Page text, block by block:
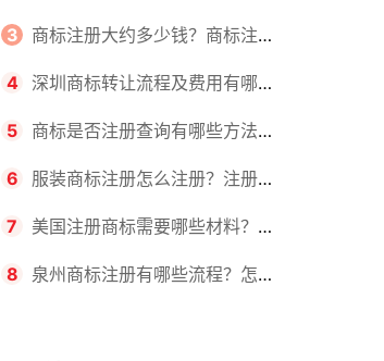
区别？
3 商标注册大约多少钱？商标注册
查询的方式有哪些？
4 深圳商标转让流程及费用有哪些
要求？商标转让所需时间是多久？
5 商标是否注册查询有哪些方法？
有哪些步骤？
6 服装商标注册怎么注册？注册商
标流程有哪些？
7 美国注册商标需要哪些材料？美
国商标办理流程有哪些？
8 泉州商标注册有哪些流程？怎么